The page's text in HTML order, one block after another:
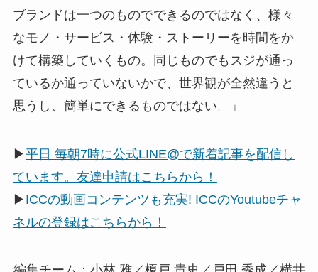
ブランドは一つのものでできるのではなく、様々
なモノ・サービス・体験・ストーリーを時間をか
けて構築していくもの。同じものでもスジが通っ
ているか通っていないかで、世界観が全然違うと
思うし、簡単にできるものではない。」
▶平日 毎朝7時に公式LINE@で新着記事を配信し
ています。友達申請はこちらから！
▶ ICCの動画コンテンツも充実! ICCのYoutubeチャ
ネルの登録はこちらから！